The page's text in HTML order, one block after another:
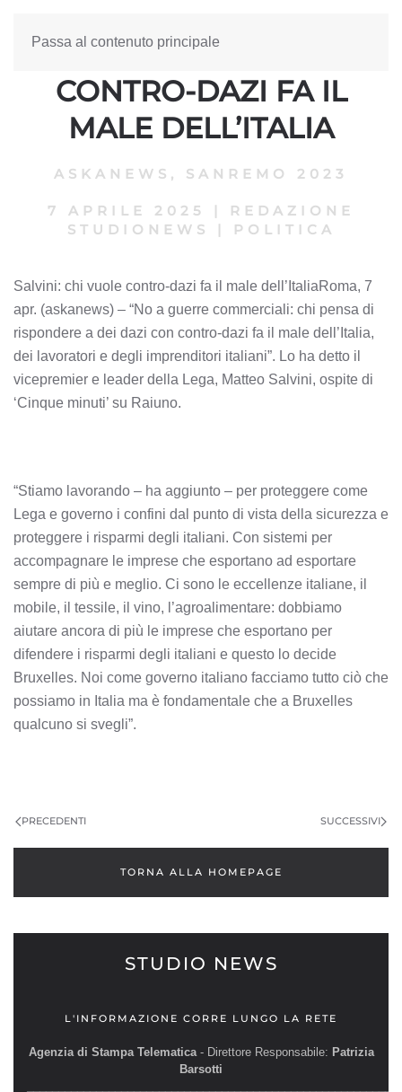
Passa al contenuto principale
SALVINI: CHI VUOLE
CONTRO-DAZI FA IL
MALE DELL’ITALIA
ASKANEWS , SANREMO 2023
7 APRILE 2025 |
REDAZIONE
STUDIONEWS
| POLITICA
Salvini: chi vuole contro-dazi fa il male dell’ItaliaRoma, 7
apr. (askanews) – “No a guerre commerciali: chi pensa di
rispondere a dei dazi con contro-dazi fa il male dell’Italia,
dei lavoratori e degli imprenditori italiani”. Lo ha detto il
vicepremier e leader della Lega, Matteo Salvini, ospite di
‘Cinque minuti’ su Raiuno.
“Stiamo lavorando – ha aggiunto – per proteggere come
Lega e governo i confini dal punto di vista della sicurezza e
proteggere i risparmi degli italiani. Con sistemi per
accompagnare le imprese che esportano ad esportare
sempre di più e meglio. Ci sono le eccellenze italiane, il
mobile, il tessile, il vino, l’agroalimentare: dobbiamo
aiutare ancora di più le imprese che esportano per
difendere i risparmi degli italiani e questo lo decide
Bruxelles. Noi come governo italiano facciamo tutto ciò che
possiamo in Italia ma è fondamentale che a Bruxelles
qualcuno si svegli”.
PRECEDENTI SUCCESSIVI
TORNA ALLA HOMEPAGE
STUDIO NEWS
L'INFORMAZIONE CORRE LUNGO LA RETE
Agenzia di Stampa Telematica- Direttore Responsabile: Patrizia
Barsotti